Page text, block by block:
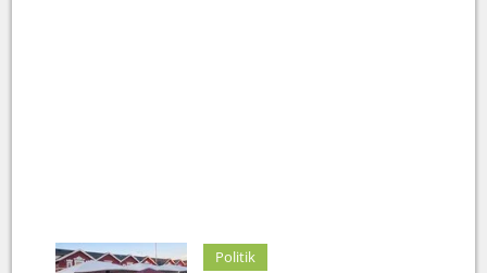
Politik